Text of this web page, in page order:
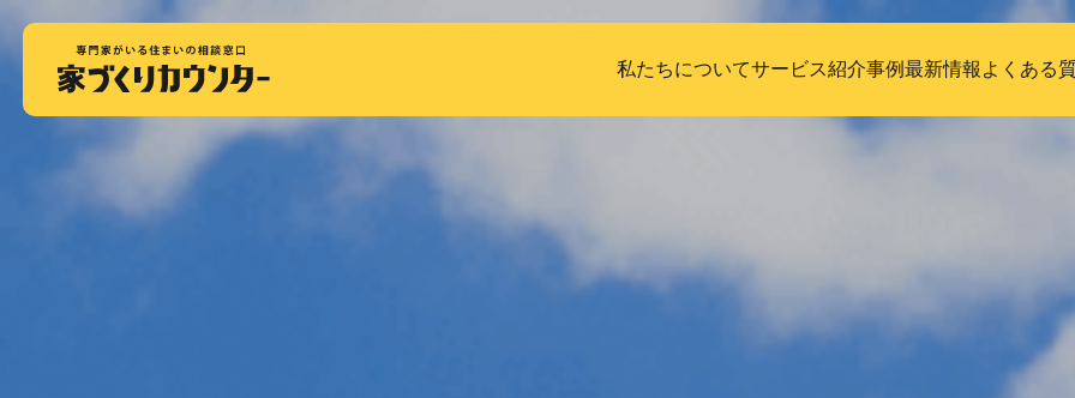
私たちについてサービス紹介事例最新情報 よくある